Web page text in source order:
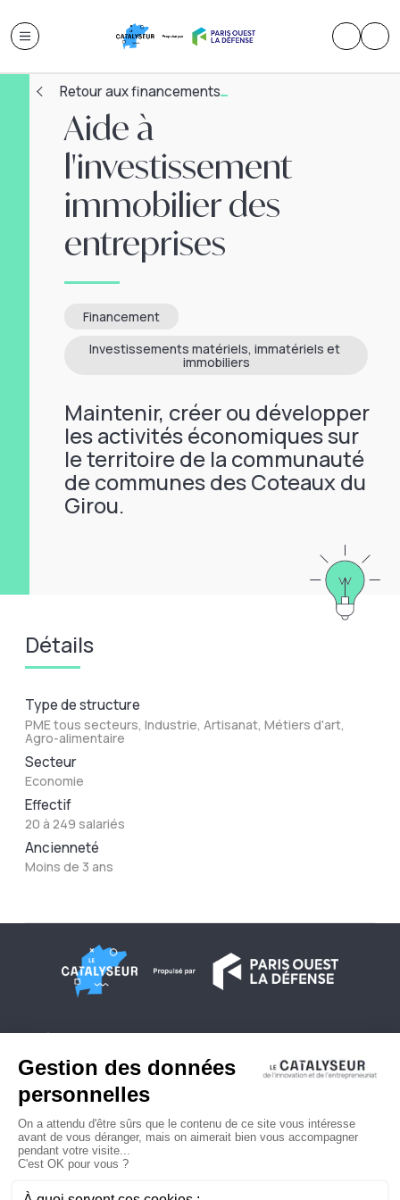
Retour aux financements
Aide à
l'investissement
immobilier des
entreprises
Financement
Investissements matériels, immatériels et
immobiliers
Maintenir, créer ou développer
les activités économiques sur
le territoire de la communauté
de communes des Coteaux du
Girou.
Détails
Type de structure
PME tous secteurs, Industrie, Artisanat, Métiers d'art,
Agro-alimentaire
Secteur
Economie
Effectif
20 à 249 salariés
Ancienneté
Moins de 3 ans
Conditions générales d'utilisation
Contactez-nous
Politique de confidentialité
Plan du site
© 2026 Copyright - Le Catalyseur